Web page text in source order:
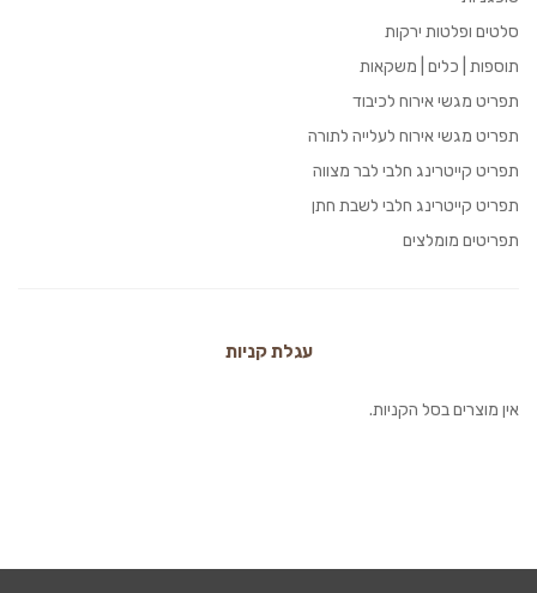
סלטים ופלטות ירקות
תוספות | כלים | משקאות
תפריט מגשי אירוח לכיבוד
תפריט מגשי אירוח לעלייה לתורה
תפריט קייטרינג חלבי לבר מצווה
תפריט קייטרינג חלבי לשבת חתן
תפריטים מומלצים
עגלת קניות
אין מוצרים בסל הקניות.